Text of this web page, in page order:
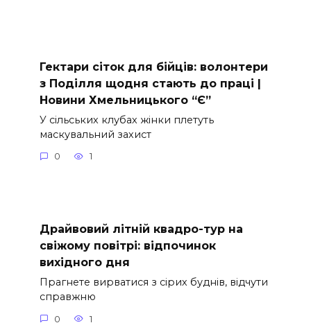
Гектари сіток для бійців: волонтери
з Поділля щодня стають до праці |
Новини Хмельницького “Є”
У сільських клубах жінки плетуть
маскувальний захист
0 1
Драйвовий літній квадро-тур на
свіжому повітрі: відпочинок
вихідного дня
Прагнете вирватися з сірих буднів, відчути
справжню
0 1